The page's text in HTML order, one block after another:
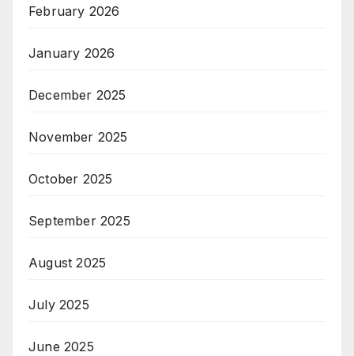
February 2026
January 2026
December 2025
November 2025
October 2025
September 2025
August 2025
July 2025
June 2025